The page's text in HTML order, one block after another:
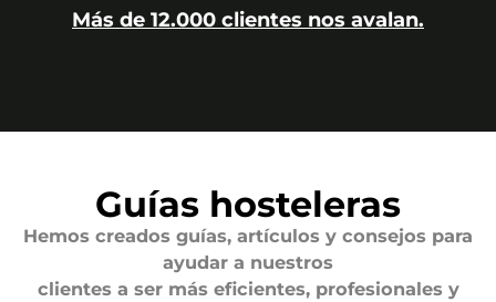
Más de 12.000 clientes nos avalan.
Guías hosteleras
Hemos creados guías, artículos y consejos para
ayudar a nuestros
clientes a ser más eficientes, profesionales y